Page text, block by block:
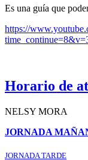
Es una guía que
https://
Horario de
NELSY MORA
JORNADA
JORNADA TARDE